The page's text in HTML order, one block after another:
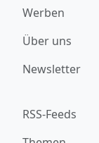
Werben
Über uns
Newsletter
RSS-Feeds